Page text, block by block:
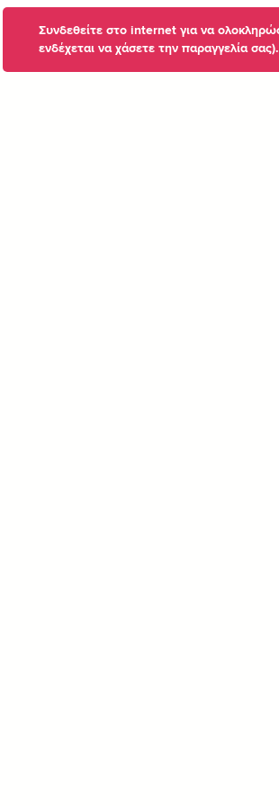
Συνδεθείτε στο internet για να
ενδέχεται να χάσετε την παραγγελία σας).